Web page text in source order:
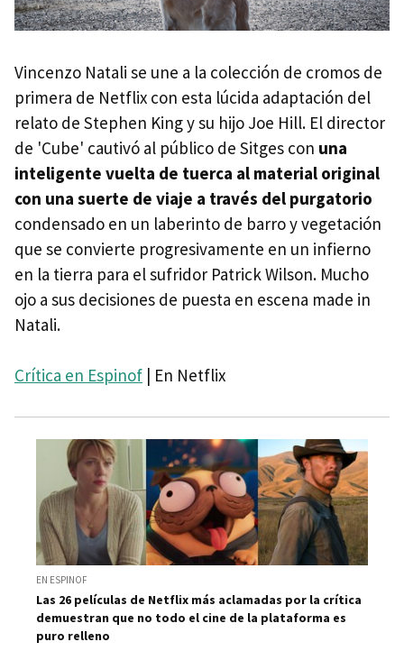
Vincenzo Natali se une a la colección de cromos de
primera de Netflix con esta lúcida adaptación del
relato de Stephen King y su hijo Joe Hill. El director
de 'Cube' cautivó al público de Sitges con una
inteligente vuelta de tuerca al material original
con una suerte de viaje a través del purgatorio
condensado en un laberinto de barro y vegetación
que se convierte progresivamente en un infierno
en la tierra para el sufridor Patrick Wilson. Mucho
ojo a sus decisiones de puesta en escena made in
Natali.
Crítica en Espinof | En Netflix
EN ESPINOF
Las 26 películas de Netflix más aclamadas por la crítica
demuestran que no todo el cine de la plataforma es
puro relleno